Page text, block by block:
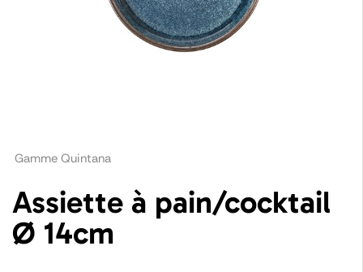
Gamme Quintana
Assiette à pain/cocktail
Ø 14cm